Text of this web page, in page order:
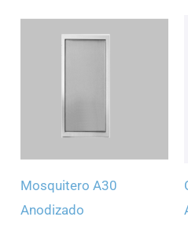
Mosquitero A30
Anodizado